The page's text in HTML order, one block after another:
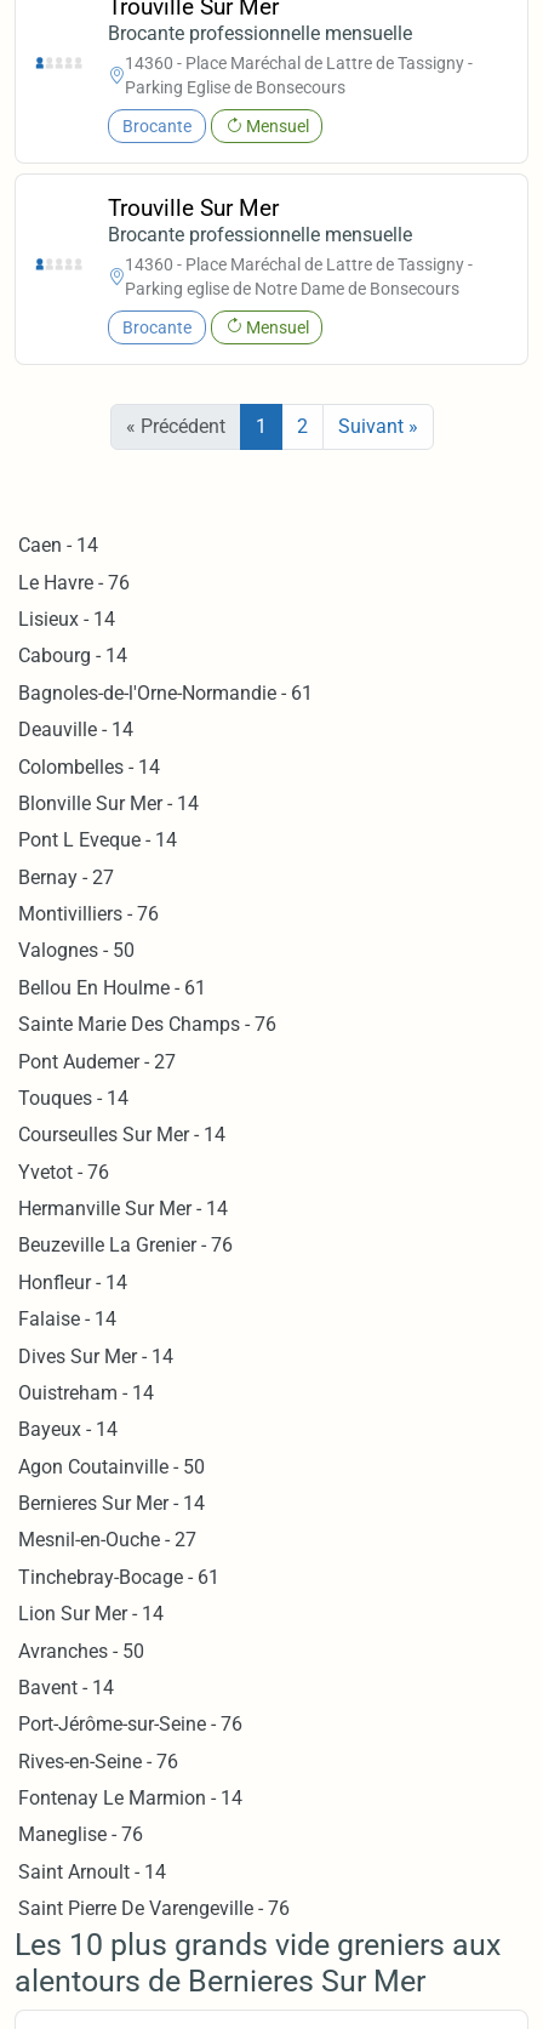
Trouville Sur Mer
Brocante professionnelle mensuelle
14360 - Place Maréchal de Lattre de Tassigny -
Parking Eglise de Bonsecours
Brocante Mensuel
Trouville Sur Mer
Brocante professionnelle mensuelle
14360 - Place Maréchal de Lattre de Tassigny -
Parking eglise de Notre Dame de Bonsecours
Brocante Mensuel
« Précédent 1 2 Suivant »
Caen - 14
Le Havre - 76
Lisieux - 14
Cabourg - 14
Bagnoles-de-l'Orne-Normandie - 61
Deauville - 14
Colombelles - 14
Blonville Sur Mer - 14
Pont L Eveque - 14
Bernay - 27
Montivilliers - 76
Valognes - 50
Bellou En Houlme - 61
Sainte Marie Des Champs - 76
Pont Audemer - 27
Touques - 14
Courseulles Sur Mer - 14
Yvetot - 76
Hermanville Sur Mer - 14
Beuzeville La Grenier - 76
Honfleur - 14
Falaise - 14
Dives Sur Mer - 14
Ouistreham - 14
Bayeux - 14
Agon Coutainville - 50
Bernieres Sur Mer - 14
Mesnil-en-Ouche - 27
Tinchebray-Bocage - 61
Lion Sur Mer - 14
Avranches - 50
Bavent - 14
Port-Jérôme-sur-Seine - 76
Rives-en-Seine - 76
Fontenay Le Marmion - 14
Maneglise - 76
Saint Arnoult - 14
Saint Pierre De Varengeville - 76
Les 10 plus grands vide greniers aux
alentours de Bernieres Sur Mer